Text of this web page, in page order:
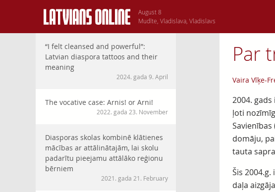
August 8
Mudīte, Vladislava, Vladislavs
“I felt cleansed and powerful”:
Latvian diaspora tattoos and their
meaning
2024. gada 9. April
The vocative case: Arnis! or Arni!
2022. gada 23. November
Diasporas skolas kombinē klātienes
mācības ar attālinātajām, lai skolu
padarītu pieejamu attālāko reģionu
bērniem
2021. gada 21. February
Par
Vaira Vīķe-
2004.
ļoti
Savienības
domāju,
tauta
Šis
daļa